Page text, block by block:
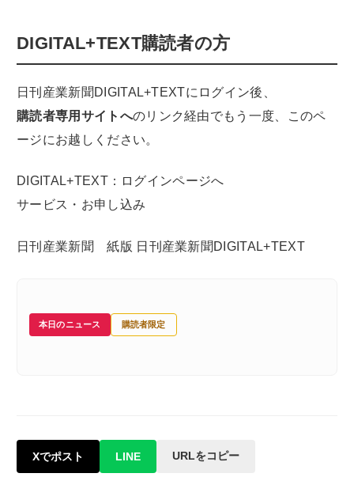
DIGITAL+TEXT購読者の方
日刊産業新聞DIGITAL+TEXTにログイン後、
購読者専用サイトへのリンク経由でもう一度、このペ
ージにお越しください。
DIGITAL+TEXT：ログインページへ
サービス・お申し込み
日刊産業新聞 紙版 日刊産業新聞DIGITAL+TEXT
本日のニュース 購読者限定
Xでポスト LINE URLをコピー